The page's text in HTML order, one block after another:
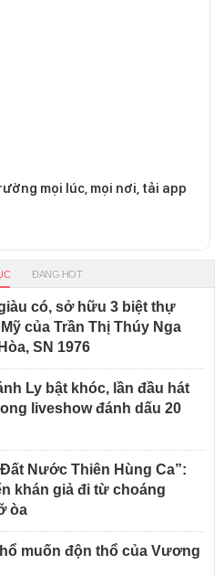
mọi lúc, mọi nơi, tải app
ĐANG HOT
có, sở hữu 3 biệt thự
của Trần Thị Thúy Nga
SN 1976
Ly bật khóc, lần đầu hát
liveshow đánh dấu 20
Nước Thiên Hùng Ca”:
khán giả đi từ choáng
òa
muốn độn thổ của Vương